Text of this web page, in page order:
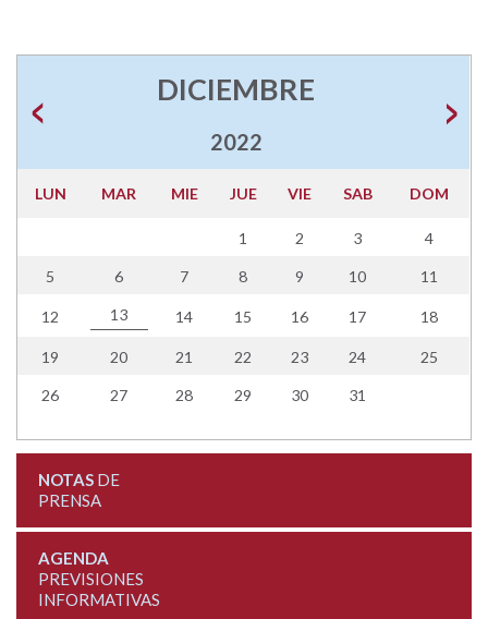
DICIEMBRE
2022
LUN MAR MIE JUE VIE SAB DOM
1 2 3 4
5 6 7 8 9 10 11
12 13 14 15 16 17 18
19 20 21 22 23 24 25
26 27 28 29 30 31
NOTASDE
PRENSA
AGENDA
PREVISIONES
INFORMATIVAS